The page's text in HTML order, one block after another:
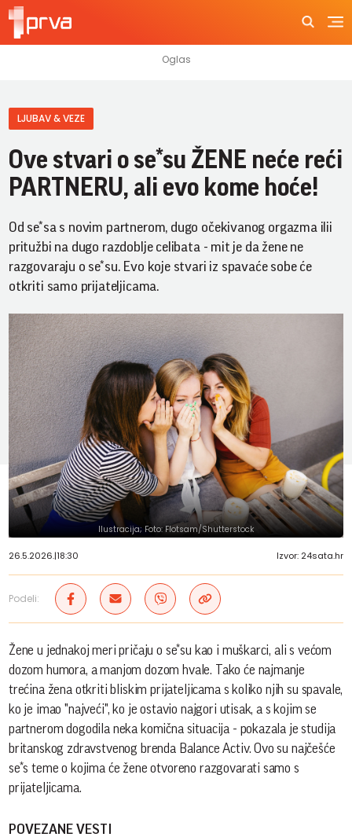
LJUBAV & VEZE
Ove stvari o se*su ŽENE neće reći
PARTNERU, ali evo kome hoće!
Od se*sa s novim partnerom, dugo očekivanog orgazma ilii
pritužbi na dugo razdoblje celibata - mit je da žene ne
razgovaraju o se*su. Evo koje stvari iz spavaće sobe će
otkriti samo prijateljicama.
Ilustracija; Foto: Flotsam/Shutterstock
26.5.2026.|18:30 Izvor: 24sata.hr
Podeli:
Žene u jednakoj meri pričaju o se*su kao i muškarci, ali s većom
dozom humora, a manjom dozom hvale. Tako će najmanje
trećina žena otkriti bliskim prijateljicama s koliko njih su spavale,
ko je imao "najveći", ko je ostavio najgori utisak, a s kojim se
partnerom dogodila neka komična situacija - pokazala je studija
britanskog zdravstvenog brenda Balance Activ. Ovo su najčešće
se*s teme o kojima će žene otvoreno razgovarati samo s
prijateljicama.
POVEZANE VESTI